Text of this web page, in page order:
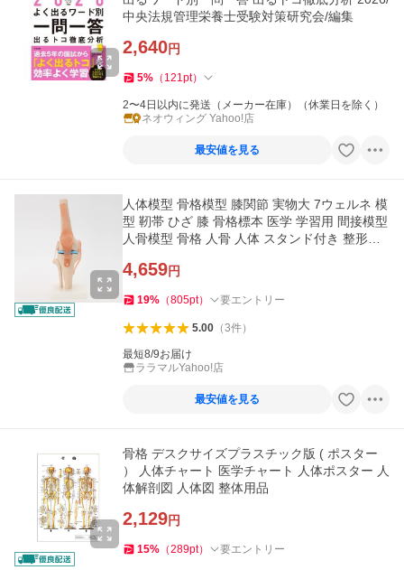
中央法規管理栄養士受験対策研究会/編集
2,640円
5% （ 121pt）
2〜4日以内に発送（メーカー在庫）（休業日を除く）
ネオウィング Yahoo!店
最安値を見る
人体模型 骨格模型 膝関節 実物大 7ウェルネ 模
型 靭帯 ひざ 膝 骨格標本 医学 学習用 間接模型
人骨模型 骨格 人骨 人体 スタンド付き 整形外
4,659円
19% （805pt） 要エントリー
5.00（3件）
最短8/9お届け
ララマルYahoo!店
最安値を見る
骨格 デスクサイズプラスチック版 ( ポスター
） 人体チャート 医学チャート 人体ポスター 人
体解剖図 人体図 整体用品
2,129円
15% （289pt） 要エントリー